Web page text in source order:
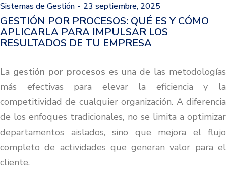
Sistemas de Gestión 23 septiembre, 2025
GESTIÓN POR PROCESOS: QUÉ ES Y CÓMO
APLICARLA PARA IMPULSAR LOS
RESULTADOS DE TU EMPRESA
La gestión por procesos es una de las metodologías
más efectivas para elevar la eficiencia y la
competitividad de cualquier organización. A diferencia
de los enfoques tradicionales, no se limita a optimizar
departamentos aislados, sino que mejora el flujo
completo de actividades que generan valor para el
cliente.